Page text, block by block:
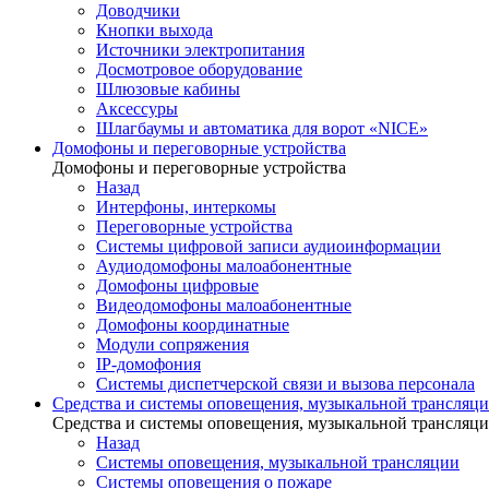
Доводчики
Кнопки выхода
Источники электропитания
Досмотровое оборудование
Шлюзовые кабины
Аксессуры
Шлагбаумы и автоматика для ворот «NICE»
Домофоны и переговорные устройства
Домофоны и переговорные устройства
Назад
Интерфоны, интеркомы
Переговорные устройства
Системы цифровой записи аудиоинформации
Аудиодомофоны малоабонентные
Домофоны цифровые
Видеодомофоны малоабонентные
Домофоны координатные
Модули сопряжения
IP-домофония
Системы диспетчерской связи и вызова персонала
Средства и системы оповещения, музыкальной
Средства и системы оповещения, музыкальной
Назад
Системы оповещения, музыкальной трансляции
Системы оповещения о пожаре